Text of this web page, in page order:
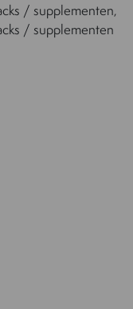
/ supplementen,
/ supplementen